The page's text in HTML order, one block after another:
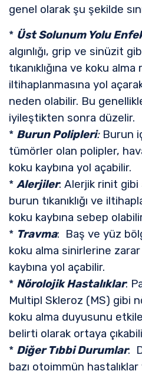
genel olarak şu şekilde
* Üst Solunum Yolu
algınlığı, grip ve sinüzit
tıkanıklığına ve koku
iltihaplanmasına yol
neden olabilir. Bu
iyileştikten sonra düzelir.
* Burun Polipleri:Burun
tümörler olan polipler,
koku kaybına yol açabilir.
* Alerjiler: Alerjik rinit gibi
burun tıkanıklığı ve
koku kaybına sebep
* Travma: Baş ve yüz
koku alma sinirlerine zarar
kaybına yol açabilir.
* Nörolojik Hastalıklar:
Multipl Skleroz (MS) gibi
koku alma duyusunu
belirti olarak ortaya
* Diğer Tıbbi Durumlar:
bazı otoimmün